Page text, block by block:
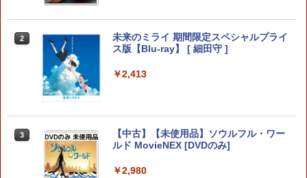
Samsung microSD Express Card 256
【特典あり楽天1位】Switch2 ケース キ
ドシェル 10ゲームカードスロット switc
2
英雄伝説 創の軌跡 【PS5】 ELJM-3071
8
￥3,720
3
シティーズ：スカイライン リマスター
ジャパン・スペシャル・エディション
￥5,591
2
【8/11まで！抽選で最大全額ポイントバ
ック】 1ヶ月保証！ 8BitDo USB Wirele
ー2 アダプタ スイッチ 8bit Switch Pro
￥2,690
2
未来のミライ 期間限定スペシャルプライ
ス版【Blu-ray】 [ 細田守 ]
￥2,413
3
【中古】【未使用品】ソウルフル・ワー
ルド MovieNEX [DVDのみ]
￥2,980